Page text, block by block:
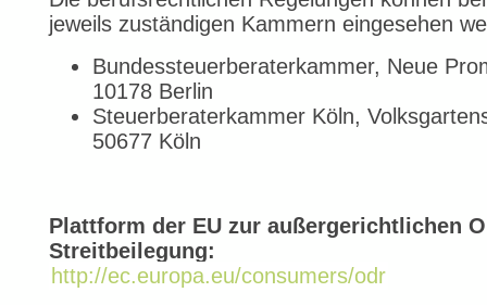
jeweils zuständigen Kammern eingesehen
Bundessteuerberaterkammer, Neue
10178 Berlin
Steuerberaterkammer Köln,
50677 Köln
Plattform der EU zur außergerichtlichen
Streitbeilegung:
http://ec.europa.eu/consumers/odr